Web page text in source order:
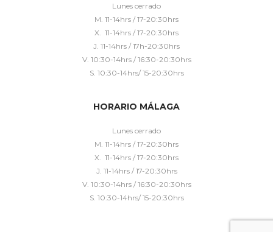
Lunes cerrado
M. 11-14hrs / 17-20:30hrs
X. 11-14hrs / 17-20:30hrs
J. 11-14hrs / 17h-20:30hrs
V. 10:30-14hrs / 16:30-20:30hrs
S. 10:30-14hrs/ 15-20:30hrs
HORARIO MÁLAGA
Lunes cerrado
M. 11-14hrs / 17-20:30hrs
X. 11-14hrs / 17-20:30hrs
J. 11-14hrs / 17-20:30hrs
V. 10:30-14hrs / 16:30-20:30hrs
S. 10:30-14hrs/ 15-20:30hrs